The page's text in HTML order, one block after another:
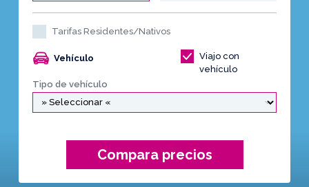
Tarifas Residentes/Nativos
Vehículo
Viajo con
vehículo
Tipo de vehículo
Compara precios